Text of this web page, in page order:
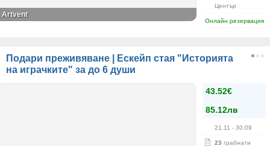
Център
Онлайн резервация
Artvent
Подари преживяване | Ескейп стая "Историята
на играчките" за до 6 души
43.52€
85.12лв
21.11 - 30.09
23 грабнати